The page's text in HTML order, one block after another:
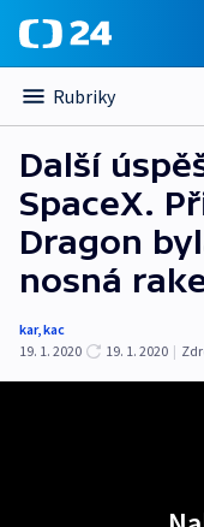
Rubriky
Další
SpaceX.
Dragon
nosná
kar,kac
19. 1. 2020
19. 1. 2020 |